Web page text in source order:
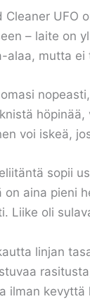
Cleaner UFO
– laite on
alaa, mutta
voi iskeä,
sopii
on aina pieni
Liike oli
linjan
ilman